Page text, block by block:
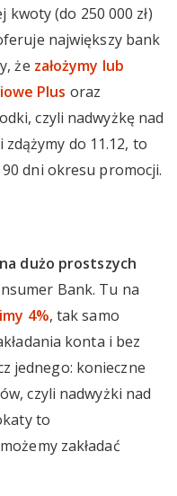
(do 250 000 zł)
największy bank
że założymy lub
Plus oraz
czyli nadwyżkę nad
zdążymy do 11.12, to
dni okresu promocji.
na dużo prostszych
Bank. Tu na
4%, tak samo
konta i bez
jednego: konieczne
czyli nadwyżki nad
to
zakładać